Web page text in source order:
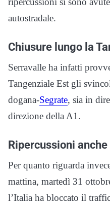
autostradale.
Chiusure lungo la
Serravalle ha infatti
Tangenziale Est gli
dogana-Segrate, sia in
direzione della A1.
Ripercussioni
Per quanto riguarda
mattina, martedì 31
l’Italia ha bloccato il